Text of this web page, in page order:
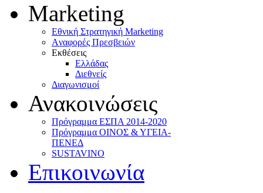
Marketing
Eθνική Στρατηγική Marketing
Aναφορές Πρεσβειών
Eκθέσεις
Eλλάδας
Διεθνείς
Διαγωνισμοί
Ανακοινώσεις
Πρόγραμμα ΕΣΠΑ 2014-2020
Πρόγραμμα ΟΙΝΟΣ & ΥΓΕΙΑ-
ΠΕΝΕΔ
SUSTAVINO
Επικοινωνία